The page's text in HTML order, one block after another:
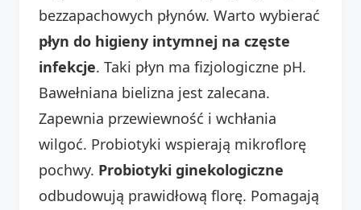
bezzapachowych płynów. Warto wybierać
płyn do higieny intymnej na częste
infekcje. Taki płyn ma fizjologiczne pH.
Bawełniana bielizna jest zalecana.
Zapewnia przewiewność i wchłania
wilgoć. Probiotyki wspierają mikroflorę
pochwy. Probiotyki ginekologiczne
odbudowują prawidłową florę. Pomagają